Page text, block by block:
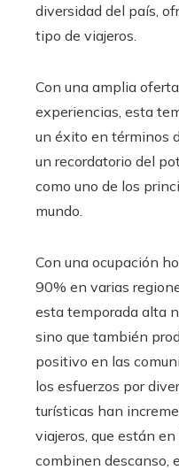
diversidad del país,
tipo de viajeros.
Con una amplia
experiencias, esta
un éxito en términos
un recordatorio del
como uno de los
mundo.
Con una ocupación
90% en varias
esta temporada alta
sino que también
positivo en las
los esfuerzos por
turísticas han
viajeros, que están
combinen descanso,